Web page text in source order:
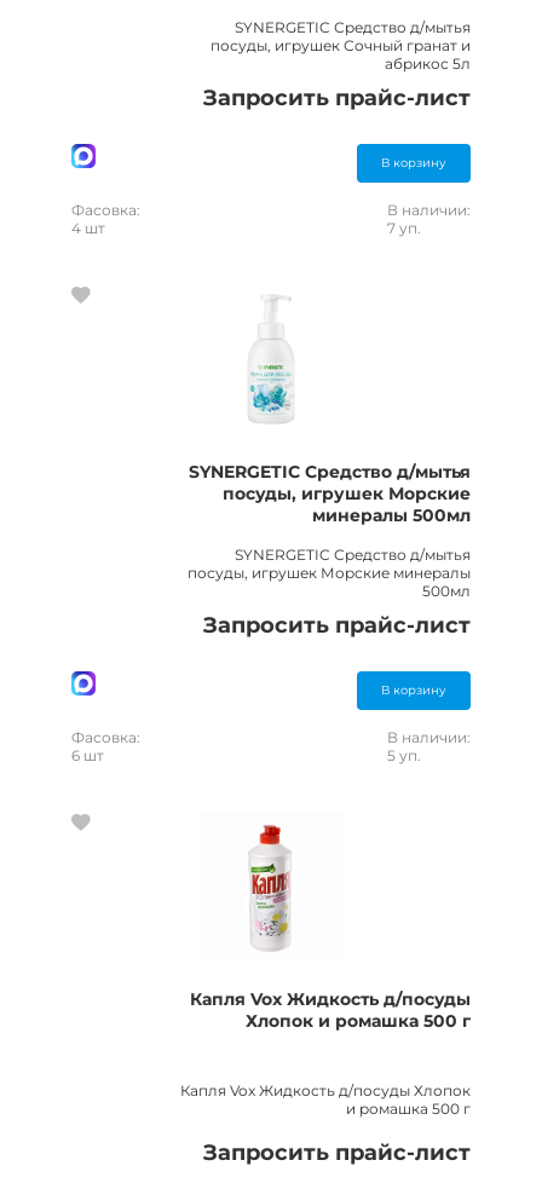
SYNERGETIC Средство д/мытья
посуды, игрушек Сочный гранат и
абрикос 5л
Запросить прайс-лист
В корзину
Фасовка:
4 шт
В наличии:
7 уп.
SYNERGETIC Средство д/мытья
посуды, игрушек Морские
минералы 500мл
SYNERGETIC Средство д/мытья
посуды, игрушек Морские минералы
500мл
Запросить прайс-лист
В корзину
Фасовка:
6 шт
В наличии:
5 уп.
Капля Vox Жидкость д/посуды
Хлопок и ромашка 500 г
Капля Vox Жидкость д/посуды Хлопок
и ромашка 500 г
Запросить прайс-лист